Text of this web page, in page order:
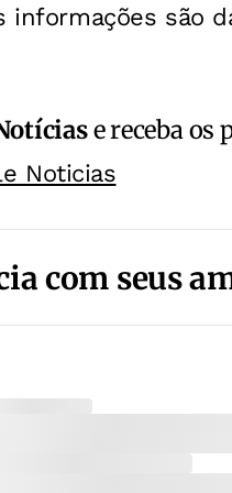
informações são
e receba os
Noticias
com seus